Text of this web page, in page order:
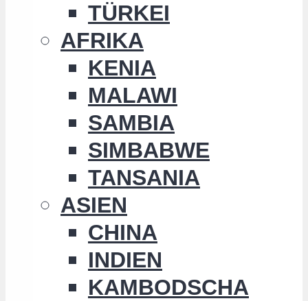
TÜRKEI
AFRIKA
KENIA
MALAWI
SAMBIA
SIMBABWE
TANSANIA
ASIEN
CHINA
INDIEN
KAMBODSCHA